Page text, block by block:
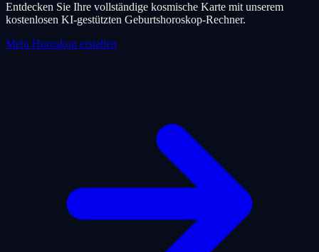
Entdecken Sie Ihre vollständige kosmische Karte mit unserem
kostenlosen KI-gestützten Geburtshoroskop-Rechner.
Mein Horoskop erstellen